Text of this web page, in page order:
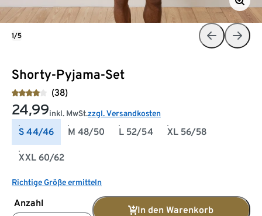
Shorty-Pyjama-Set
(38)
24,99inkl. MwSt.zzgl. Versandkosten
S 44/46 M 48/50 L 52/54 XL 56/58
XXL 60/62
Richtige Größe ermitteln
Anzahl
In den Warenkorb
1/5